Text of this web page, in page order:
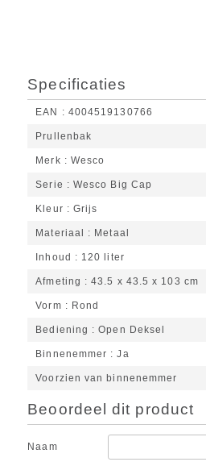
Specificaties
EAN 4004519130766
Prullenbak
Merk Wesco
Serie Wesco Big Cap
Kleur Grijs
Materiaal Metaal
Inhoud 120 liter
Afmeting 43.5 x 43.5 x 103 cm
Vorm Rond
Bediening Open Deksel
Binnenemmer Ja
Voorzien van binnenemmer
Beoordeel dit product
Naam